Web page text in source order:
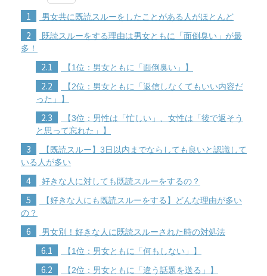
1 男女共に既読スルーをしたことがある人がほとんど
2
既読スルーをする理由は男女ともに「面倒臭い」が最
多！
2.1 【1位：男女ともに「面倒臭い」】
2.2
【2位：男女ともに「返信しなくてもいい内容だ
った」】
2.3
【3位：男性は「忙しい」、女性は「後で返そう
と思って忘れた」】
3
【既読スルー】3日以内までならしても良いと認識して
いる人が多い
4 好きな人に対しても既読スルーをするの？
5
【好きな人にも既読スルーをする】どんな理由が多い
の？
6 男女別！好きな人に既読スルーされた時の対処法
6.1 【1位：男女ともに「何もしない」】
6.2 【2位：男女ともに「違う話題を送る」】